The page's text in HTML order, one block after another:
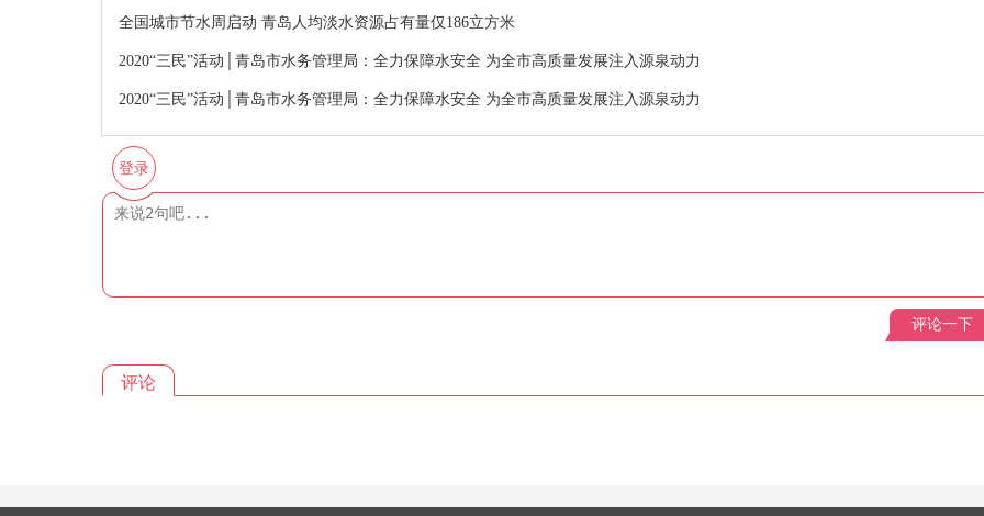
全国城市节水周启动 青岛人均淡水资源占有量仅186立方米
2020“三民”活动│青岛市水务管理局：全力保障水安全 为全市高质量发展注入源泉动力
2020“三民”活动│青岛市水务管理局：全力保障水安全 为全市高质量发展注入源泉动力
登录
评论一下
评论